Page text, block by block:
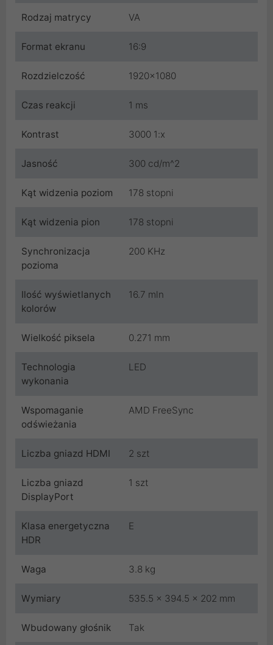
Rodzaj matrycy VA
Format ekranu 16:9
Rozdzielczość 1920x1080
Czas reakcji 1 ms
Kontrast 3000 1:x
Jasność 300 cd/m^2
Kąt widzenia poziom 178 stopni
Kąt widzenia pion 178 stopni
Synchronizacja
pozioma
200 KHz
Ilość wyświetlanych
kolorów
16.7 mln
Wielkość piksela 0.271 mm
Technologia
wykonania
LED
Wspomaganie
odświeżania
AMD FreeSync
Liczba gniazd HDMI 2 szt
Liczba gniazd
DisplayPort
1 szt
Klasa energetyczna
HDR
E
Waga 3.8 kg
Wymiary 535.5 x 394.5 x 202 mm
Wbudowany głośnik Tak